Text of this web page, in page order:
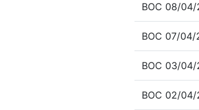
BOC 08/
BOC 07/04/
BOC 03/
BOC 02/